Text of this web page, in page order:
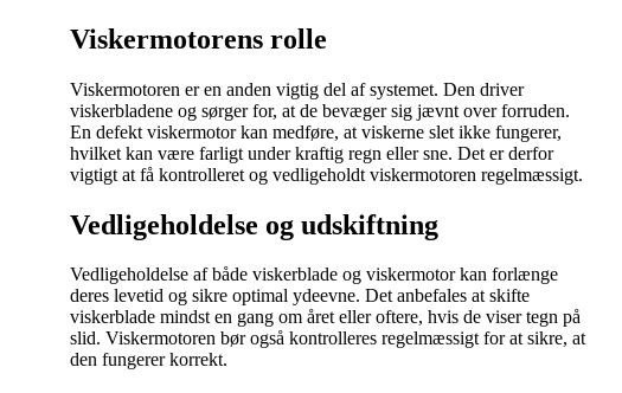
Viskermotorens rolle
Viskermotoren er en anden vigtig del af systemet. Den driver
viskerbladene og sørger for, at de bevæger sig jævnt over forruden.
En defekt viskermotor kan medføre, at viskerne slet ikke fungerer,
hvilket kan være farligt under kraftig regn eller sne. Det er derfor
vigtigt at få kontrolleret og vedligeholdt viskermotoren regelmæssigt.
Vedligeholdelse og udskiftning
Vedligeholdelse af både viskerblade og viskermotor kan forlænge
deres levetid og sikre optimal ydeevne. Det anbefales at skifte
viskerblade mindst en gang om året eller oftere, hvis de viser tegn på
slid. Viskermotoren bør også kontrolleres regelmæssigt for at sikre, at
den fungerer korrekt.